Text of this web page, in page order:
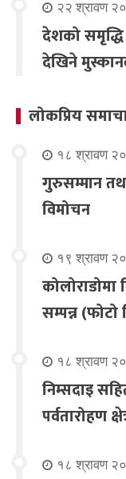
२२ श्रावण
देशको समृद्धि
देखिने
लोकप्रिय
१८ श्रावण
गुरुसम्मान
विमोचन
१९ श्रावण
सम्पन्न
१८ श्रावण
निम्सदाइ
पर्वतारोहण
१८ श्रावण